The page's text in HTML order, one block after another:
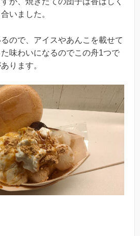
いました。
ので、アイスやあんこを載せて
味わいになるのでこの舟1つで
ります。